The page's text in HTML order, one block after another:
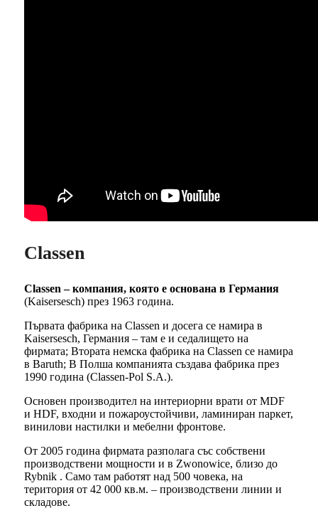
Classen
Classen – компания, която е основана в Германия
(Kaisersesch) през 1963 година.
Първата фабрика на Classen и досега се намира в
Kaisersesch, Германия – там е и седалището на
фирмата; Втората немска фабрика на Classen се намира
в Baruth; В Полша компанията създава фабрика през
1990 година (Classen-Pol S.A.).
Основен производител на интериорни врати от MDF
и HDF, входни и пожароустойчиви, ламиниран паркет,
винилови настилки и мебелни фронтове.
От 2005 година фирмата разполага със собствени
производствени мощности и в Zwonowice, близо до
Rybnik . Само там работят над 500 човека, на
територия от 42 000 кв.м. – производствени линии и
складове.